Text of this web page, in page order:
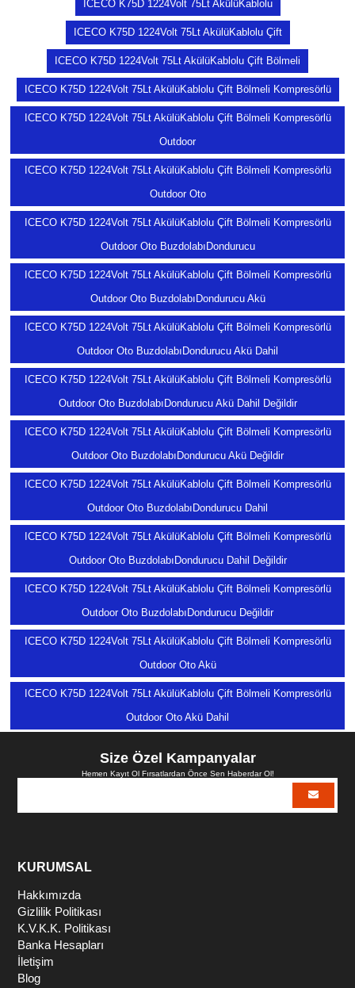
ICECO K75D 1224Volt 75Lt AkülüKablolu
ICECO K75D 1224Volt 75Lt AkülüKablolu Çift
ICECO K75D 1224Volt 75Lt AkülüKablolu Çift Bölmeli
ICECO K75D 1224Volt 75Lt AkülüKablolu Çift Bölmeli Kompresörlü
ICECO K75D 1224Volt 75Lt AkülüKablolu Çift Bölmeli Kompresörlü
Outdoor
ICECO K75D 1224Volt 75Lt AkülüKablolu Çift Bölmeli Kompresörlü
Outdoor Oto
ICECO K75D 1224Volt 75Lt AkülüKablolu Çift Bölmeli Kompresörlü
Outdoor Oto BuzdolabıDondurucu
ICECO K75D 1224Volt 75Lt AkülüKablolu Çift Bölmeli Kompresörlü
Outdoor Oto BuzdolabıDondurucu Akü
ICECO K75D 1224Volt 75Lt AkülüKablolu Çift Bölmeli Kompresörlü
Outdoor Oto BuzdolabıDondurucu Akü Dahil
ICECO K75D 1224Volt 75Lt AkülüKablolu Çift Bölmeli Kompresörlü
Outdoor Oto BuzdolabıDondurucu Akü Dahil Değildir
ICECO K75D 1224Volt 75Lt AkülüKablolu Çift Bölmeli Kompresörlü
Outdoor Oto BuzdolabıDondurucu Akü Değildir
ICECO K75D 1224Volt 75Lt AkülüKablolu Çift Bölmeli Kompresörlü
Outdoor Oto BuzdolabıDondurucu Dahil
ICECO K75D 1224Volt 75Lt AkülüKablolu Çift Bölmeli Kompresörlü
Outdoor Oto BuzdolabıDondurucu Dahil Değildir
ICECO K75D 1224Volt 75Lt AkülüKablolu Çift Bölmeli Kompresörlü
Outdoor Oto BuzdolabıDondurucu Değildir
ICECO K75D 1224Volt 75Lt AkülüKablolu Çift Bölmeli Kompresörlü
Outdoor Oto Akü
ICECO K75D 1224Volt 75Lt AkülüKablolu Çift Bölmeli Kompresörlü
Outdoor Oto Akü Dahil
Size Özel Kampanyalar
Hemen Kayıt Ol Fırsatlardan Önce Sen Haberdar Ol!
KURUMSAL
Hakkımızda
Gizlilik Politikası
K.V.K.K. Politikası
Banka Hesapları
İletişim
Blog